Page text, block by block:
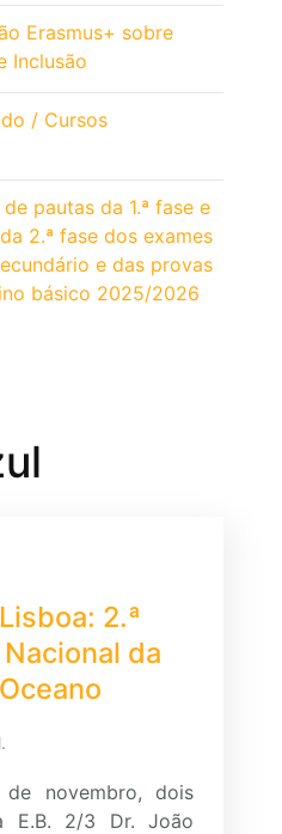
Erasmus+ sobre
Inclusão
/ Cursos
pautas da 1.ª fase e
2.ª fase dos exames
e das provas
básico 2025/2026
2.ª
da
.
novembro, dois
E.B. 2/3 Dr. João